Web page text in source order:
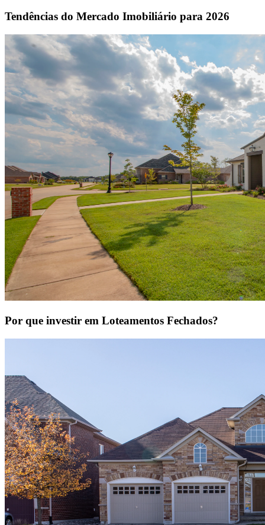
Tendências do Mercado Imobiliário para 2026
Por que investir em Loteamentos Fechados?